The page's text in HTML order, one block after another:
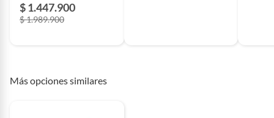
Autonomía
$ 1.447.900
$ 1.989.900
Más opciones similares